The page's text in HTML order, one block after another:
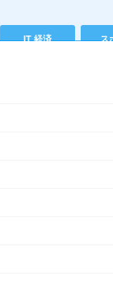
IT 経済 ス